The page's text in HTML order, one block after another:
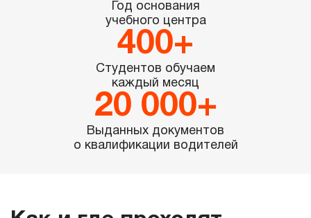
Год основания
учебного центра
Студентов обучаем
каждый месяц
Выданных документов
о квалификации водителей